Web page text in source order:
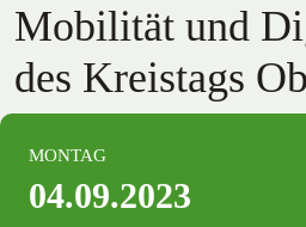
Mobilität und
des Kreistags
MONTAG
04.09.2023